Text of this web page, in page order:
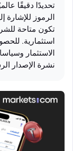
تحديدًا دقيقًا
الرموز للإشارة
تكون متاحة
استثمارية.
الاستثمار
نشرة الإصدار